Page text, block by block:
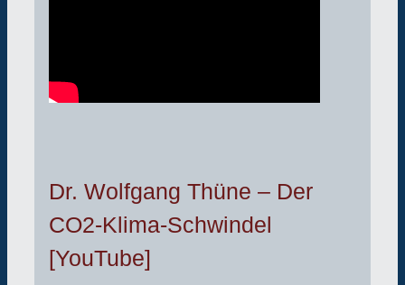
Dr. Wolfgang Thüne – Der
CO2-Klima-Schwindel
[YouTube]